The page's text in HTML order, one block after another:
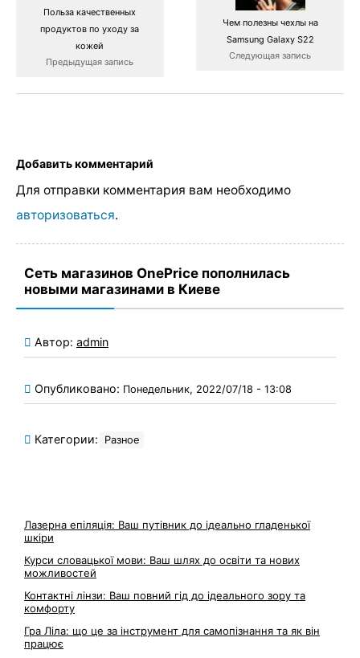
Польза качественных
продуктов по уходу за
кожей
Предыдущая запись
Чем полезны чехлы на
Samsung Galaxy S22
Следующая запись
Добавить комментарий
Для отправки комментария вам необходимо
авторизоваться.
Сеть магазинов OnePrice пополнилась
новыми магазинами в Киеве
Автор: admin
Опубликовано: Понедельник, 2022/07/18 - 13:08
Категории: Разное
Лазерна епіляція: Ваш путівник до ідеально гладенької
шкіри
Курси словацької мови: Ваш шлях до освіти та нових
можливостей
Контактні лінзи: Ваш повний гід до ідеального зору та
комфорту
Гра Ліла: що це за інструмент для самопізнання та як він
працює